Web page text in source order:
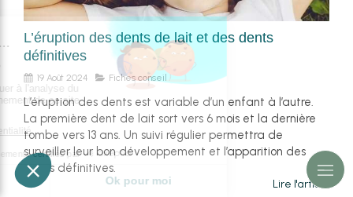
L’éruption des dents de lait et des dents
définitives
19 Août 2024 Fiches conseil
L’éruption des dents est variable d’un enfant à l’autre.
La première dent de lait sort vers 6 mois et la dernière
tombe vers 13 ans. Un suivi régulier permettra de
surveiller leur bon développement et l’apparition des
dents définitives.
Lire l'article